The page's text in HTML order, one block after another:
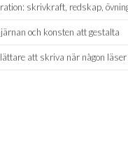
skrivkraft, redskap,
och konsten att gestalta
att skriva när någon läser